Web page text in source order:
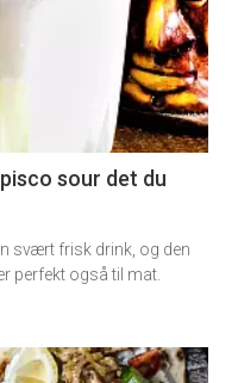
sour det du
svært frisk drink, og den
perfekt også til mat.